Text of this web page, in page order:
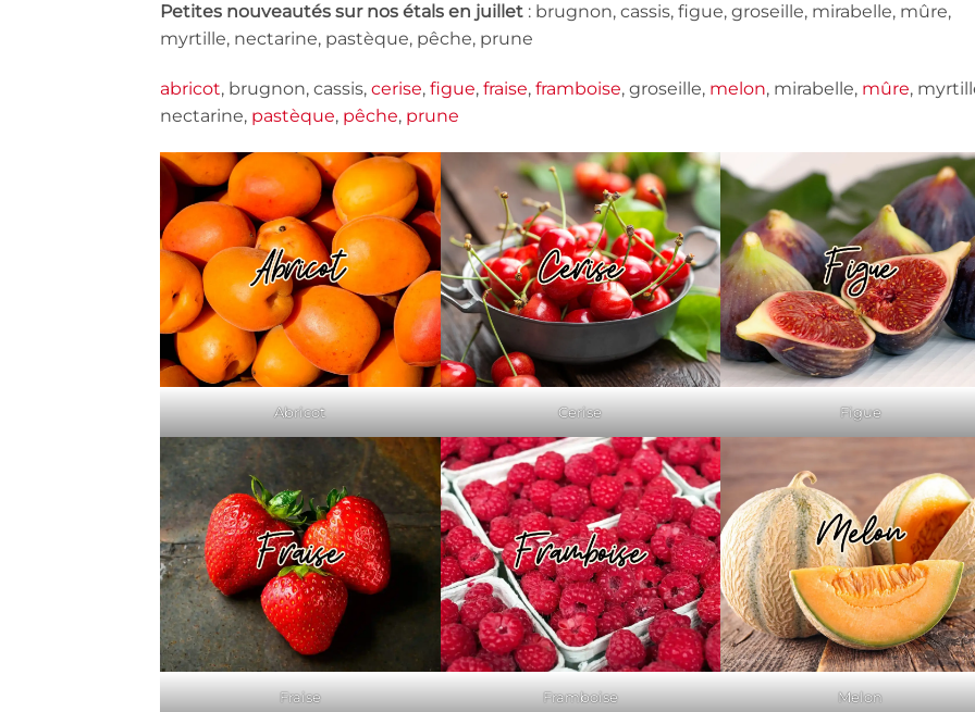
Petites nouveautés sur nos étals en juillet : brugnon, cassis, figue, groseille, mirabelle, mûre,
myrtille, nectarine, pastèque, pêche, prune
abricot, brugnon, cassis, cerise, figue, fraise, framboise, groseille, melon, mirabelle, mûre,
nectarine, pastèque, pêche, prune
Abricot Cerise Figue
Fraise Framboise Melon